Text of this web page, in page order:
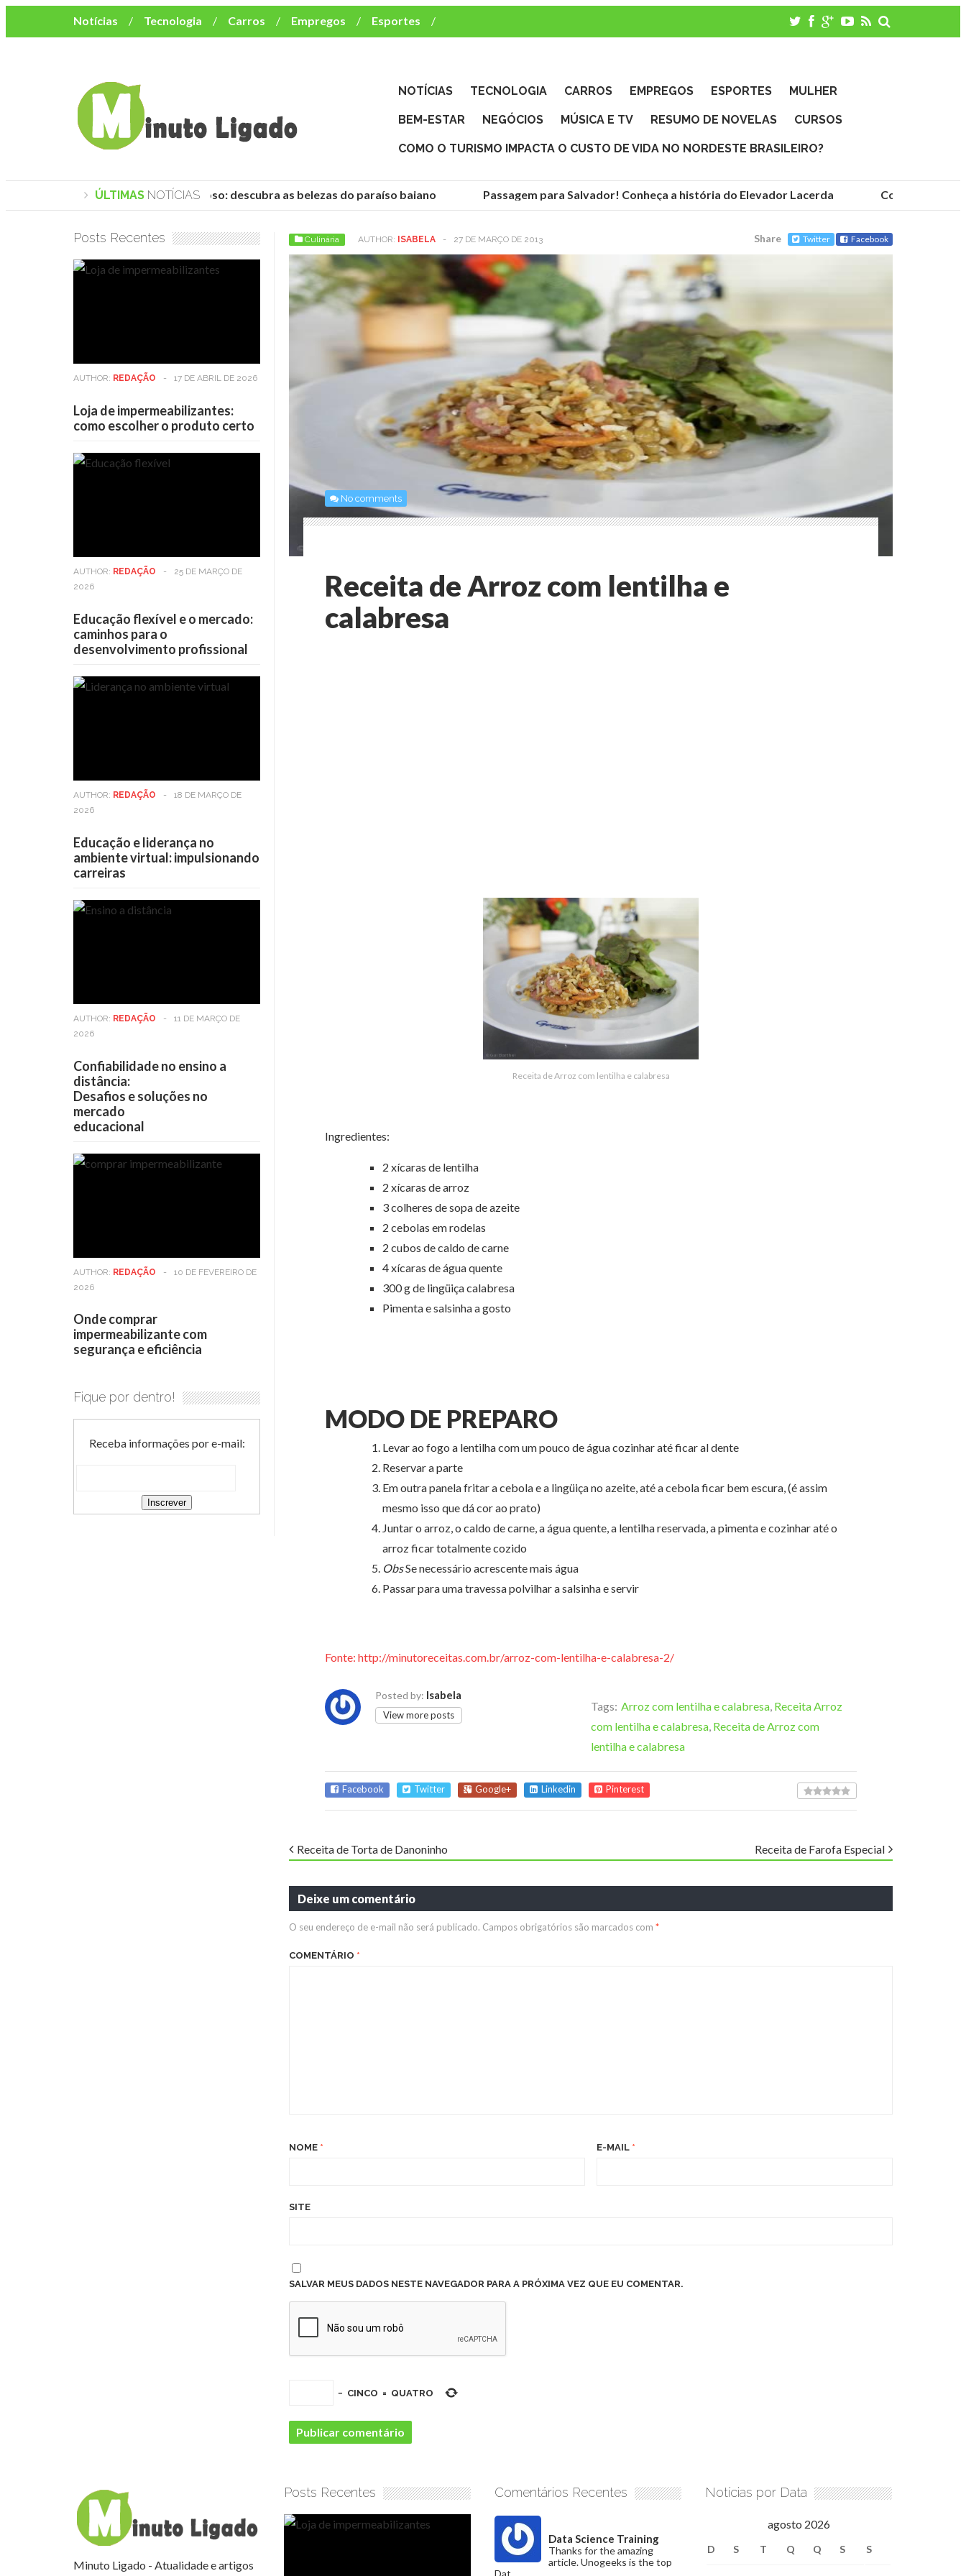
Notícias Tecnologia Carros Empregos
Esportes
Mulher
Bem-Estar Negócios
Música e TV
NOTÍCIAS TECNOLOGIA CARROS EMPREGOS ESPORTES MULHER
BEM-ESTAR NEGÓCIOS MÚSICA E TV RESUMO DE NOVELAS CURSOS
COMO O TURISMO IMPACTA O CUSTO DE VIDA NO NORDESTE BRASILEIRO?
ÚLTIMAS NOTÍCIAS
Praias de Trancoso: descubra as belezas do paraíso baiano Passagem para Salvador! Conheça a história do Elevador Lacerda Conheça as
Culinária AUTHOR: ISABELA - 27 DE MARÇO DE 2013 Share Twitter Facebook
No comments
Receita de Arroz com lentilha e
calabresa
Receita de Arroz com lentilha e calabresa
Ingredientes:
2 xícaras de lentilha
2 xícaras de arroz
3 colheres de sopa de azeite
2 cebolas em rodelas
2 cubos de caldo de carne
4 xícaras de água quente
300 g de lingüiça calabresa
Pimenta e salsinha a gosto
MODO DE PREPARO
Levar ao fogo a lentilha com um pouco de água cozinhar até ficar al dente
Reservar a parte
Em outra panela fritar a cebola e a lingüiça no azeite, até a cebola ficar bem escura, (é assim
mesmo isso que dá cor ao prato)
Juntar o arroz, o caldo de carne, a água quente, a lentilha reservada, a pimenta e cozinhar até o
arroz ficar totalmente cozido
ObsSe necessário acrescente mais água
Passar para uma travessa polvilhar a salsinha e servir
Fonte: http://minutoreceitas.com.br/arroz-com-lentilha-e-calabresa-2/
Posted by: Isabela
View more posts
Tags: Arroz com lentilha e calabresa, Receita Arroz
com lentilha e calabresa, Receita de Arroz com
lentilha e calabresa
Facebook Twitter Google+ Linkedin Pinterest
Receita de Torta de Danoninho Receita de Farofa Especial
Deixe um comentário
O seu endereço de e-mail não será publicado. Campos obrigatórios são marcados com *
COMENTÁRIO *
NOME * E-MAIL *
SITE
SALVAR MEUS DADOS NESTE NAVEGADOR PARA A PRÓXIMA VEZ QUE EU COMENTAR.
− CINCO = QUATRO
Posts Recentes
AUTHOR: REDAÇÃO - 17 DE ABRIL DE 2026
Loja de impermeabilizantes:
como escolher o produto certo
AUTHOR: REDAÇÃO -
25 DE MARÇO DE
2026
Educação flexível e o mercado:
caminhos para o
desenvolvimento profissional
AUTHOR: REDAÇÃO -
18 DE MARÇO DE
2026
Educação e liderança no
ambiente virtual: impulsionando
carreiras
AUTHOR: REDAÇÃO -
11 DE MARÇO DE
2026
Confiabilidade no ensino a
distância:
Desafios e soluções no
mercado
educacional
AUTHOR: REDAÇÃO -
10 DE FEVEREIRO DE
2026
Onde comprar
impermeabilizante com
segurança e eficiência
Fique por dentro!
Receba informações por e-mail:
Minuto Ligado - Atualidade e artigos
Posts Recentes Comentários Recentes
Data Science Training
Thanks for the amazing
article. Unogeeks is the top
Notícias por Data
agosto 2026
D S T Q Q S S